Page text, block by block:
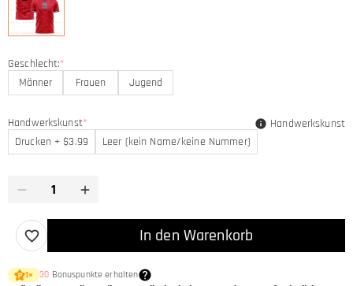
Geschlecht:*
Männer
Frauen Jugend
Handwerkskunst*
Drucken + $3.99
Leer (kein Name/keine Nummer)
Handwerkskunst
In den Warenkorb
1× 30 Bonuspunkte erhalten